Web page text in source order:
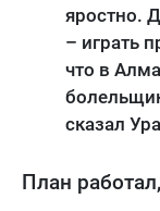
яростно.
– играть
что в
сказал
План